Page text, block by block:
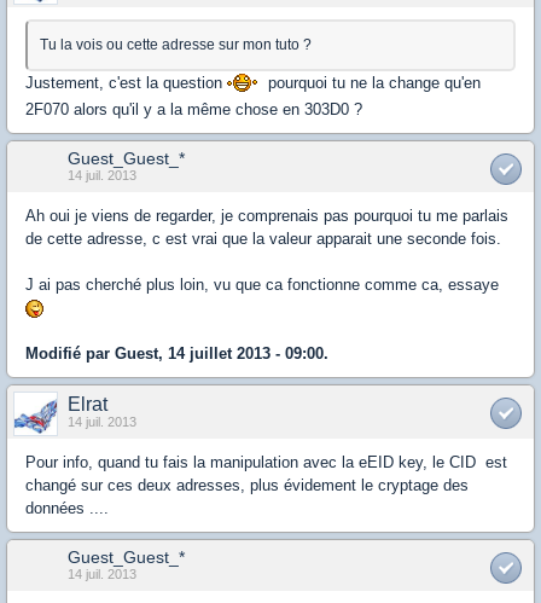
Tu la vois ou cette adresse sur mon tuto ?
Justement, c'est la question
pourquoi tu ne la change qu'en
2F070 alors qu'il y a la même chose en 303D0 ?
Guest_Guest_*
14 juil. 2013
Ah oui je viens de regarder, je comprenais pas pourquoi tu me parlais
de cette adresse, c est vrai que la valeur apparait une seconde fois.
J ai pas cherché plus loin, vu que ca fonctionne comme ca, essaye
Modifié par Guest, 14 juillet 2013 - 09:00.
Elrat
14 juil. 2013
Pour info, quand tu fais la manipulation avec la eEID key, le CID est
changé sur ces deux adresses, plus évidement le cryptage des
données ....
Guest_Guest_*
14 juil. 2013